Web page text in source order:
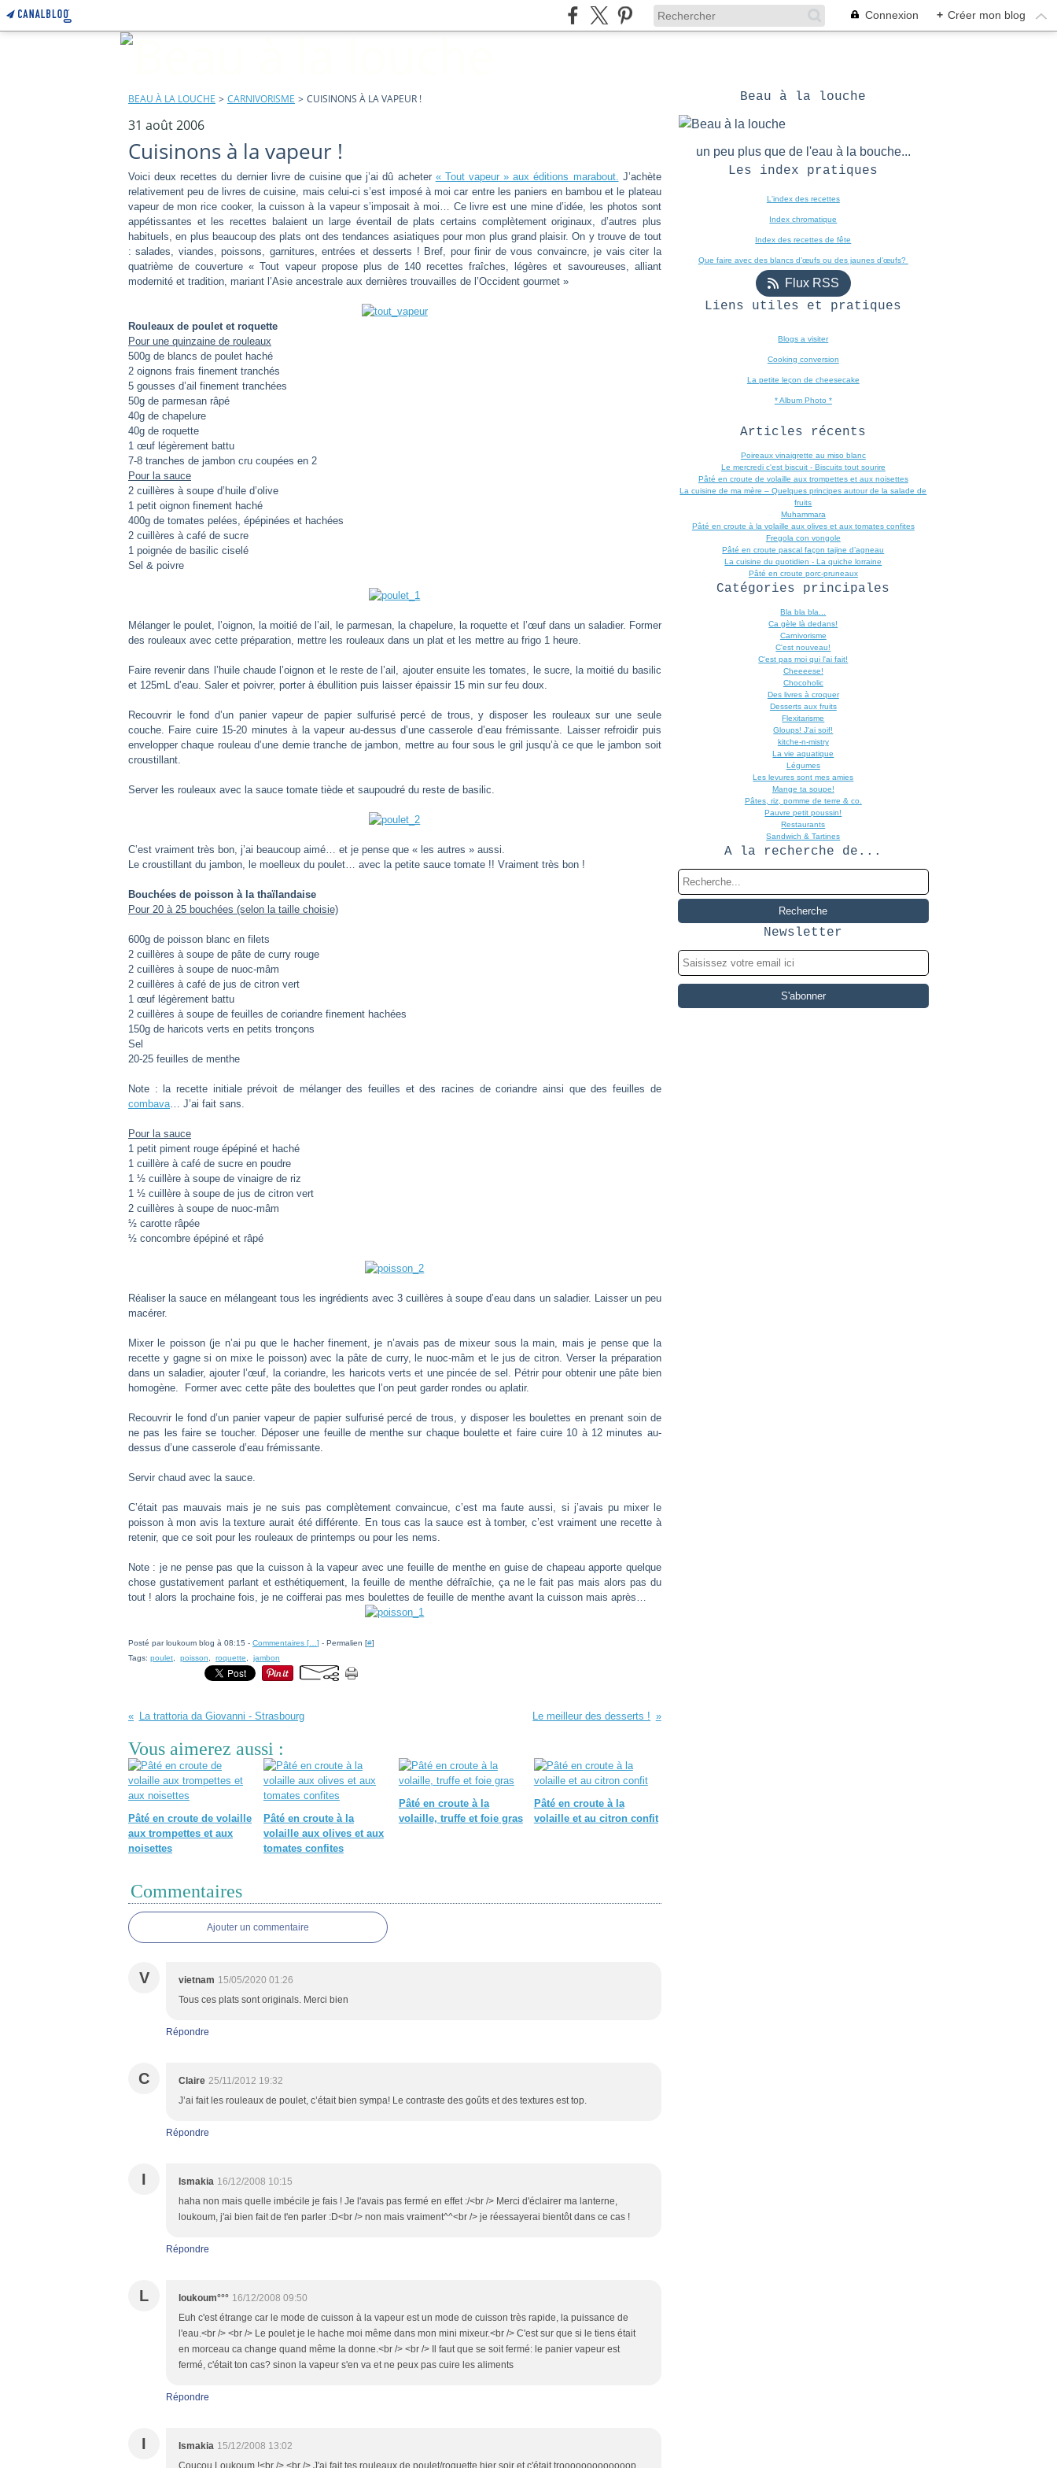
Connexion + Créer mon blog
BEAU À LA LOUCHE > CARNIVORISME > CUISINONS À LA VAPEUR !
31 août 2006
Cuisinons à la vapeur !
Voici deux recettes du dernier livre de cuisine que j’ai dû acheter « Tout vapeur » aux éditions marabout. J’achète
relativement peu de livres de cuisine, mais celui-ci s’est imposé à moi car entre les paniers en bambou et le plateau
vapeur de mon rice cooker, la cuisson à la vapeur s’imposait à moi… Ce livre est une mine d’idée, les photos sont
appétissantes et les recettes balaient un large éventail de plats certains complètement originaux, d’autres plus
habituels, en plus beaucoup des plats ont des tendances asiatiques pour mon plus grand plaisir. On y trouve de tout
: salades, viandes, poissons, garnitures, entrées et desserts ! Bref, pour finir de vous convaincre, je vais citer la
quatrième de couverture « Tout vapeur propose plus de 140 recettes fraîches, légères et savoureuses, alliant
modernité et tradition, mariant l’Asie ancestrale aux dernières trouvailles de l’Occident gourmet »
Rouleaux de poulet et roquette
Pour une quinzaine de rouleaux
500g de blancs de poulet haché
2 oignons frais finement tranchés
5 gousses d’ail finement tranchées
50g de parmesan râpé
40g de chapelure
40g de roquette
1 œuf légèrement battu
7-8 tranches de jambon cru coupées en 2
Pour la sauce
2 cuillères à soupe d’huile d’olive
1 petit oignon finement haché
400g de tomates pelées, épépinées et hachées
2 cuillères à café de sucre
1 poignée de basilic ciselé
Sel & poivre
Mélanger le poulet, l’oignon, la moitié de l’ail, le parmesan, la chapelure, la roquette et l’œuf dans un saladier. Former
des rouleaux avec cette préparation, mettre les rouleaux dans un plat et les mettre au frigo 1 heure.
Faire revenir dans l’huile chaude l’oignon et le reste de l’ail, ajouter ensuite les tomates, le sucre, la moitié du basilic
et 125mL d’eau. Saler et poivrer, porter à ébullition puis laisser épaissir 15 min sur feu doux.
Recouvrir le fond d’un panier vapeur de papier sulfurisé percé de trous, y disposer les rouleaux sur une seule
couche. Faire cuire 15-20 minutes à la vapeur au-dessus d’une casserole d’eau frémissante. Laisser refroidir puis
envelopper chaque rouleau d’une demie tranche de jambon, mettre au four sous le gril jusqu’à ce que le jambon soit
croustillant.
Server les rouleaux avec la sauce tomate tiède et saupoudré du reste de basilic.
C’est vraiment très bon, j’ai beaucoup aimé… et je pense que « les autres » aussi.
Le croustillant du jambon, le moelleux du poulet… avec la petite sauce tomate !! Vraiment très bon !
Bouchées de poisson à la thaïlandaise
Pour 20 à 25 bouchées (selon la taille choisie)
600g de poisson blanc en filets
2 cuillères à soupe de pâte de curry rouge
2 cuillères à soupe de nuoc-mâm
2 cuillères à café de jus de citron vert
1 œuf légèrement battu
2 cuillères à soupe de feuilles de coriandre finement hachées
150g de haricots verts en petits tronçons
Sel
20-25 feuilles de menthe
Note : la recette initiale prévoit de mélanger des feuilles et des racines de coriandre ainsi que des feuilles de
combava… J’ai fait sans.
Pour la sauce
1 petit piment rouge épépiné et haché
1 cuillère à café de sucre en poudre
1 ½ cuillère à soupe de vinaigre de riz
1 ½ cuillère à soupe de jus de citron vert
2 cuillères à soupe de nuoc-mâm
½ carotte râpée
½ concombre épépiné et râpé
Réaliser la sauce en mélangeant tous les ingrédients avec 3 cuillères à soupe d’eau dans un saladier. Laisser un peu
macérer.
Mixer le poisson (je n’ai pu que le hacher finement, je n’avais pas de mixeur sous la main, mais je pense que la
recette y gagne si on mixe le poisson) avec la pâte de curry, le nuoc-mâm et le jus de citron. Verser la préparation
dans un saladier, ajouter l’œuf, la coriandre, les haricots verts et une pincée de sel. Pétrir pour obtenir une pâte bien
homogène. Former avec cette pâte des boulettes que l’on peut garder rondes ou aplatir.
Recouvrir le fond d’un panier vapeur de papier sulfurisé percé de trous, y disposer les boulettes en prenant soin de
ne pas les faire se toucher. Déposer une feuille de menthe sur chaque boulette et faire cuire 10 à 12 minutes au-
dessus d’une casserole d’eau frémissante.
Servir chaud avec la sauce.
C’était pas mauvais mais je ne suis pas complètement convaincue, c’est ma faute aussi, si j’avais pu mixer le
poisson à mon avis la texture aurait été différente. En tous cas la sauce est à tomber, c’est vraiment une recette à
retenir, que ce soit pour les rouleaux de printemps ou pour les nems.
Note : je ne pense pas que la cuisson à la vapeur avec une feuille de menthe en guise de chapeau apporte quelque
chose gustativement parlant et esthétiquement, la feuille de menthe défraîchie, ça ne le fait pas mais alors pas du
tout ! alors la prochaine fois, je ne coifferai pas mes boulettes de feuille de menthe avant la cuisson mais après…
Posté par loukoum blog à 08:15 - Commentaires [ ] - Permalien [#]
Tags: poulet poisson roquette jambon
La trattoria da Giovanni - Strasbourg Le meilleur des desserts !
Vous aimerez aussi :
Pâté en croute de volaille
aux trompettes et aux
noisettes
Pâté en croute à la
volaille aux olives et aux
tomates confites
Pâté en croute à la
volaille, truffe et foie gras
Pâté en croute à la
volaille et au citron confit
Commentaires
Ajouter un commentaire
V vietnam 15/05/2020 01:26
Tous ces plats sont originals. Merci bien
Répondre
C Claire 25/11/2012 19:32
J’ai fait les rouleaux de poulet, c’était bien sympa! Le contraste des goûts et des textures est top.
Répondre
I Ismakia 16/12/2008 10:15
haha non mais quelle imbécile je fais ! Je l'avais pas fermé en effet :/<br /> Merci d'éclairer ma lanterne,
loukoum, j'ai bien fait de t'en parler :D<br /> non mais vraiment^^<br /> je réessayerai bientôt dans ce cas !
Répondre
L loukoum°°° 16/12/2008 09:50
Euh c'est étrange car le mode de cuisson à la vapeur est un mode de cuisson très rapide, la puissance de
l'eau.<br /> <br /> Le poulet je le hache moi même dans mon mini mixeur.<br /> C'est sur que si le tiens était
en morceau ca change quand même la donne.<br /> <br /> Il faut que se soit fermé: le panier vapeur est
fermé, c'était ton cas? sinon la vapeur s'en va et ne peux pas cuire les aliments
Répondre
I Ismakia 15/12/2008 13:02
Coucou Loukoum !<br /> <br /> J'ai fait tes rouleaux de poulet/roquette hier soir et c'était trooooooooooooop
Beau à la louche
un peu plus que de l'eau à la bouche...
Les index pratiques
L'index des recettes
Index chromatique
Index des recettes de fête
Que faire avec des blancs d’œufs ou des jaunes d’œufs?
Flux RSS
Liens utiles et pratiques
Blogs a visiter
Cooking conversion
La petite leçon de cheesecake
* Album Photo *
Articles récents
Poireaux vinaigrette au miso blanc
Le mercredi c'est biscuit - Biscuits tout sourire
Pâté en croute de volaille aux trompettes et aux noisettes
La cuisine de ma mère – Quelques principes autour de la salade de
fruits
Muhammara
Pâté en croute à la volaille aux olives et aux tomates confites
Fregola con vongole
Pâté en croute pascal façon tajine d’agneau
La cuisine du quotidien - La quiche lorraine
Pâté en croute porc-pruneaux
Catégories principales
Bla bla bla...
Ca gèle là dedans!
Carnivorisme
C'est nouveau!
C'est pas moi qui l'ai fait!
Cheeeese!
Chocoholic
Des livres à croquer
Desserts aux fruits
Flexitarisme
Gloups! J'ai soif!
kitche-n-mistry
La vie aquatique
Légumes
Les levures sont mes amies
Mange ta soupe!
Pâtes, riz, pomme de terre & co.
Pauvre petit poussin!
Restaurants
Sandwich & Tartines
A la recherche de...
Newsletter